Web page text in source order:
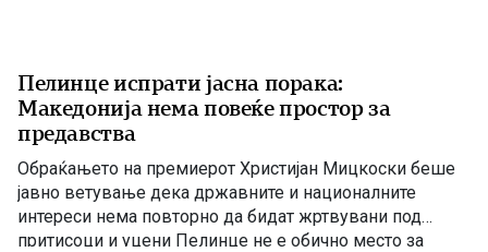
Пелинце испрати јасна порака:
Македонија нема повеќе простор за
предавства
Обраќањето на премиерот Христијан Мицкоски беше
јавно ветување дека државните и националните
интереси нема повторно да бидат жртвувани под
притисоци и уцени Пелинце не е обично место за